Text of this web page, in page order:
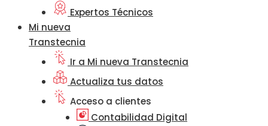
Expertos Técnicos
Mi nueva
Transtecnia
Ir a Mi nueva Transtecnia
Actualiza tus datos
Acceso a clientes
Contabilidad Digital